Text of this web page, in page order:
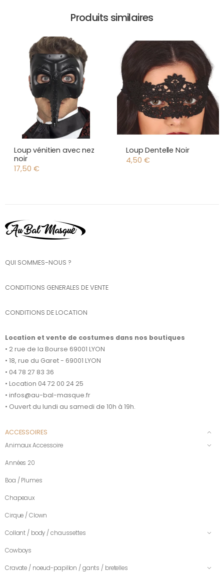
Produits similaires
Loup vénitien avec nez
noir
17,50 €
Loup Dentelle Noir
4,50 €
QUI SOMMES-NOUS ?
CONDITIONS GENERALES DE VENTE
CONDITIONS DE LOCATION
Location et vente de costumes dans nos boutiques
• 2 rue de la Bourse 69001 LYON
• 18, rue du Garet - 69001 LYON
• 04 78 27 83 36
• Location 04 72 00 24 25
• infos@au-bal-masque.fr
• Ouvert du lundi au samedi de 10h à 19h.
ACCESSOIRES
Animaux Accessoire
Années 20
Boa / Plumes
Chapeaux
Cirque / Clown
Collant / body / chaussettes
Cowboys
Cravate / noeud-papillon / gants / bretelles